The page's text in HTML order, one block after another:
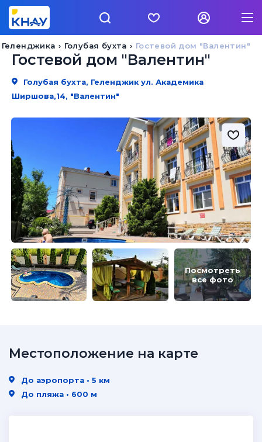
Гостевой дом "Валентин"
Голубая бухта
Гостевой дом "Валентин"
Голубая бухта, Геленджик ул. Академика
Ширшова,14, "Валентин"
Посмотреть
все фото
Местоположение на карте
До аэропорта • 5 км
До пляжа • 600 м